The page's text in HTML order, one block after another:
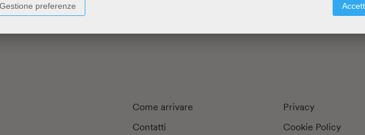
Gestione preferenze
Come arrivare
Contatti
Privacy
Cookie Policy